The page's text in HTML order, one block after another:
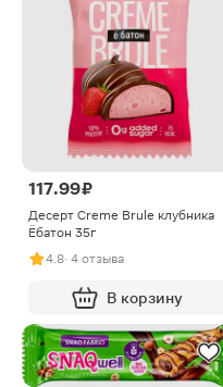
117.99 ₽
Десерт Creme Brule клубника
Ёбатон 35г
4.8· 4 отзыва
В корзину